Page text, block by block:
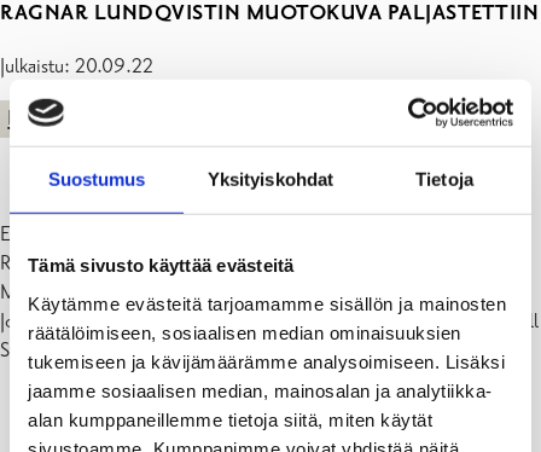
Suostumus Yksityiskohdat Tietoja
Tämä sivusto käyttää evästeitä
Käytämme evästeitä tarjoamamme sisällön ja mainosten
räätälöimiseen, sosiaalisen median ominaisuuksien
tukemiseen ja kävijämäärämme analysoimiseen. Lisäksi
jaamme sosiaalisen median, mainosalan ja analytiikka-
alan kumppaneillemme tietoja siitä, miten käytät
RAGNAR LUNDQVISTIN MUOTOKUVA PALJASTETTIIN
Julkaistu: 20.09.22
KAUPUNKI
Eilen maanantaina 19. syyskuuta paljastettiin kaupunginjohtaja
Ragnar Lundqvistin muotokuva. Muotokuva roikkuu kokoushuone
Masuunin seinällä Lundqvistin edeltäjien, Tom Simolan ja Mårten
Johanssonin muotokuvien vierellä. Kuvan on ottanut valokuvaaja Kjell
Svenskberg.